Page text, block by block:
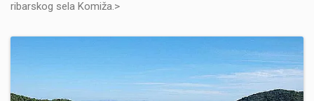
ribarskog sela Komiža.>